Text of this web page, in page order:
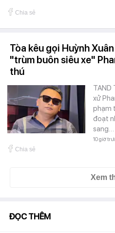
Chia sẻ
Tòa kêu gọi Huỳnh
"trùm buôn siêu xe"
thú
TAND
xử
phạm
đoạt
sang…
10 giờ
Chia sẻ
Xem
ĐỌC THÊM